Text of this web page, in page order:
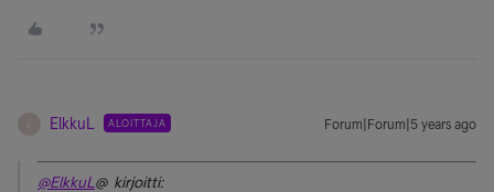
ElkkuL ALOITTAJA Forum|Forum|5 years ago
@ElkkuL @ kirjoitti: